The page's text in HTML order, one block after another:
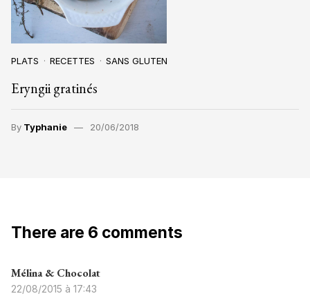
PLATS RECETTES SANS GLUTEN
Eryngii gratinés
By Typhanie 20/06/2018
There are 6 comments
Mélina & Chocolat
22/08/2015 à 17:43